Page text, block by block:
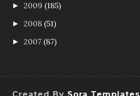
► 2009 (185)
► 2008 (51)
► 2007 (87)